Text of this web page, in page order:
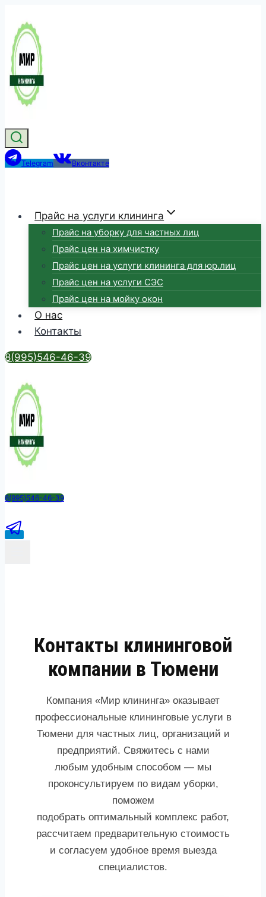
содержимому
Telegram Вконтакте
Прайс на услуги клининга
Прайс на уборку для частных лиц
Прайс цен на химчистку
Прайс цен на услуги клининга для юр.лиц
Прайс цен на услуги СЭС
Прайс цен на мойку окон
О нас
Контакты
8(995)546-46-39
8(995)546-46-39
Контакты клининговой
компании в Тюмени
Компания «Мир клининга» оказывает
профессиональные клининговые услуги в
Тюмени для частных лиц, организаций и
предприятий. Свяжитесь с нами
любым удобным способом — мы
проконсультируем по видам уборки,
поможем
подобрать оптимальный комплекс работ,
рассчитаем предварительную стоимость
и согласуем удобное время выезда
специалистов.